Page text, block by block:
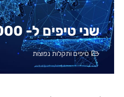
שני טיפים ל- Outlook 2000
טיפים ותקלות נפוצות